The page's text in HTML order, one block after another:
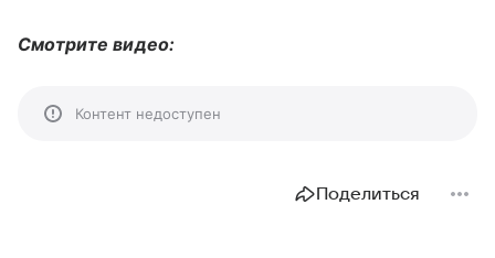
Смотрите видео:
Контент недоступен
Поделиться